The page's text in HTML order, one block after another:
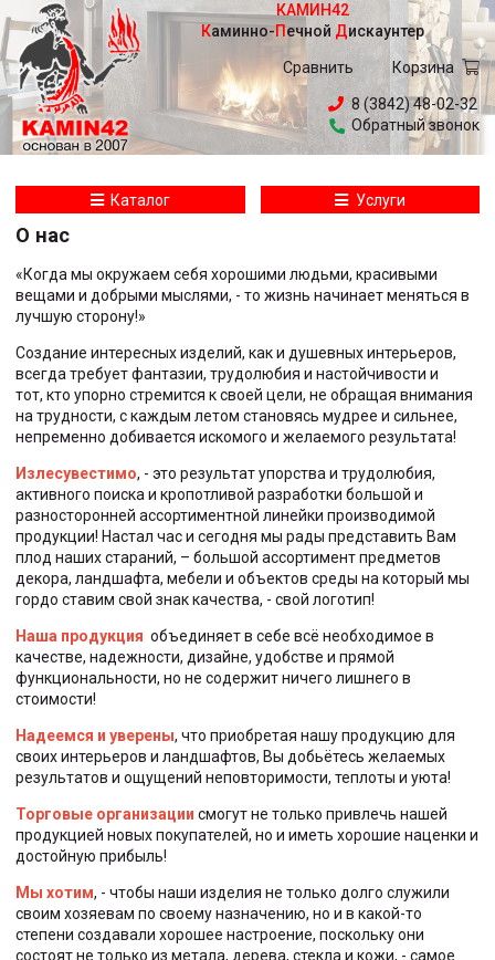
КАМИН42
Каминно- Печной Дискаунтер
Сравнить Корзина
8 (3842) 48-02-32
Обратный звонок
Каталог Услуги
О нас
«Когда мы окружаем себя хорошими людьми, красивыми
вещами и добрыми мыслями, - то жизнь начинает меняться в
лучшую сторону!»
Создание интересных изделий, как и душевных интерьеров,
всегда требует фантазии, трудолюбия и настойчивости и
тот, кто упорно стремится к своей цели, не обращая внимания
на трудности, с каждым летом становясь мудрее и сильнее,
непременно добивается искомого и желаемого результата!
Излесувестимо, - это результат упорства и трудолюбия,
активного поиска и кропотливой разработки большой и
разносторонней ассортиментной линейки производимой
продукции! Настал час и сегодня мы рады представить Вам
плод наших стараний, – большой ассортимент предметов
декора, ландшафта, мебели и объектов среды на который мы
гордо ставим свой знак качества, - свой логотип!
Наша продукция объединяет в себе всё необходимое в
качестве, надежности, дизайне, удобстве и прямой
функциональности, но не содержит ничего лишнего в
стоимости!
Надеемся и уверены, что приобретая нашу продукцию для
своих интерьеров и ландшафтов, Вы добьётесь желаемых
результатов и ощущений неповторимости, теплоты и уюта!
Торговые организации смогут не только привлечь нашей
продукцией новых покупателей, но и иметь хорошие наценки и
достойную прибыль!
Мы хотим, - чтобы наши изделия не только долго служили
своим хозяевам по своему назначению, но и в какой-то
степени создавали хорошее настроение, поскольку они
состоят не только из метала, дерева, стекла и кожи, - самое